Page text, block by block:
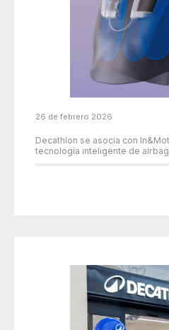
26 de febrero 2026
Decathlon se asocia con
tecnología inteligente de